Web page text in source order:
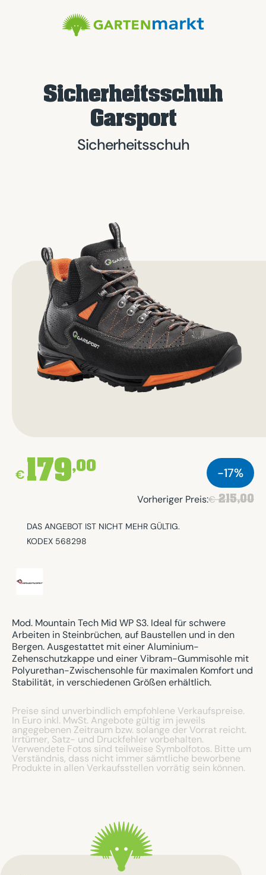
Sicherheitsschuh
Garsport
Sicherheitsschuh
DAS ANGEBOT IST NICHT MEHR GÜLTIG.
KODEX 568298
€179,00 -17%
Vorheriger Preis:€ 215,00
Mod. Mountain Tech Mid WP S3. Ideal für schwere
Arbeiten in Steinbrüchen, auf Baustellen und in den
Bergen. Ausgestattet mit einer Aluminium-
Zehenschutzkappe und einer Vibram-Gummisohle mit
Polyurethan-Zwischensohle für maximalen Komfort und
Stabilität, in verschiedenen Größen erhältlich.
Preise sind unverbindlich empfohlene Verkaufspreise.
In Euro inkl. MwSt. Angebote gültig im jeweils
angegebenen Zeitraum bzw. solange der Vorrat reicht.
Irrtümer, Satz- und Druckfehler vorbehalten.
Verwendete Fotos sind teilweise Symbolfotos. Bitte um
Verständnis, dass nicht immer sämtliche beworbene
Produkte in allen Verkaufsstellen vorrätig sein können.